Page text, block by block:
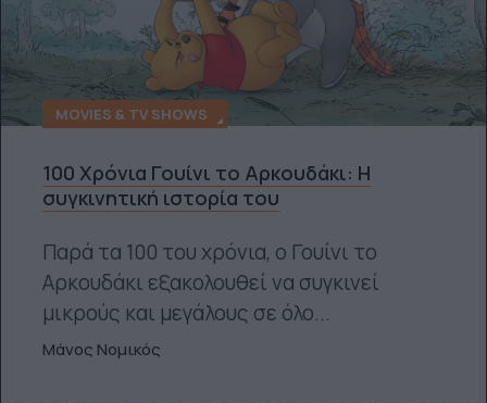
MOVIES & TV SHOWS
100 Χρόνια Γουίνι το Αρκουδάκι: Η
συγκινητική ιστορία του
Παρά τα 100 του χρόνια, ο Γουίνι το
Αρκουδάκι εξακολουθεί να συγκινεί
μικρούς και μεγάλους σε όλο...
Μάνος Νομικός